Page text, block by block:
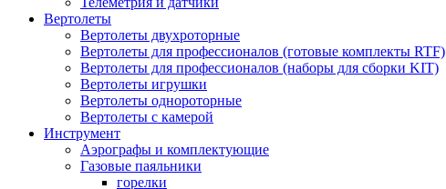
Вертолеты
Вертолеты двухроторные
Вертолеты для профессионалов (готовые комплекты RTF)
Вертолеты для профессионалов (наборы для сборки KIT)
Вертолеты игрушки
Вертолеты однороторные
Вертолеты с камерой
Инструмент
Аэрографы и комплектующие
Газовые паяльники
горелки